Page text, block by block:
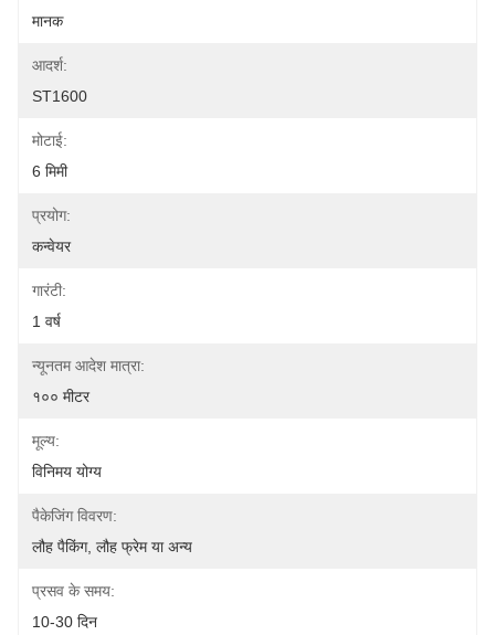
मानक
आदर्श:
ST1600
मोटाई:
6 मिमी
प्रयोग:
कन्वेयर
गारंटी:
1 वर्ष
न्यूनतम आदेश मात्रा:
१०० मीटर
मूल्य:
विनिमय योग्य
पैकेजिंग विवरण:
लौह पैकिंग, लौह फ्रेम या अन्य
प्रसव के समय:
10-30 दिन